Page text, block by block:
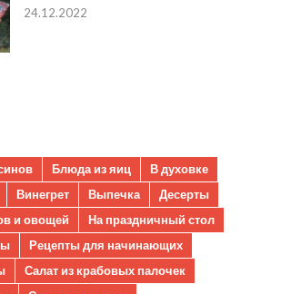
24.12.2022
Блюда из яиц
В духовке
Винегрет Выпечка
Десерты
и овощей
На праздничный стол
Рецепты для начинающих
Салат из крабовых палочек